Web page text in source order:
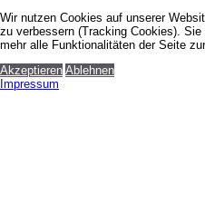
Wir nutzen Cookies auf unserer
zu verbessern (Tracking Cookies).
mehr alle Funktionalitäten der Seite
Akzeptieren Ablehnen
Impressum